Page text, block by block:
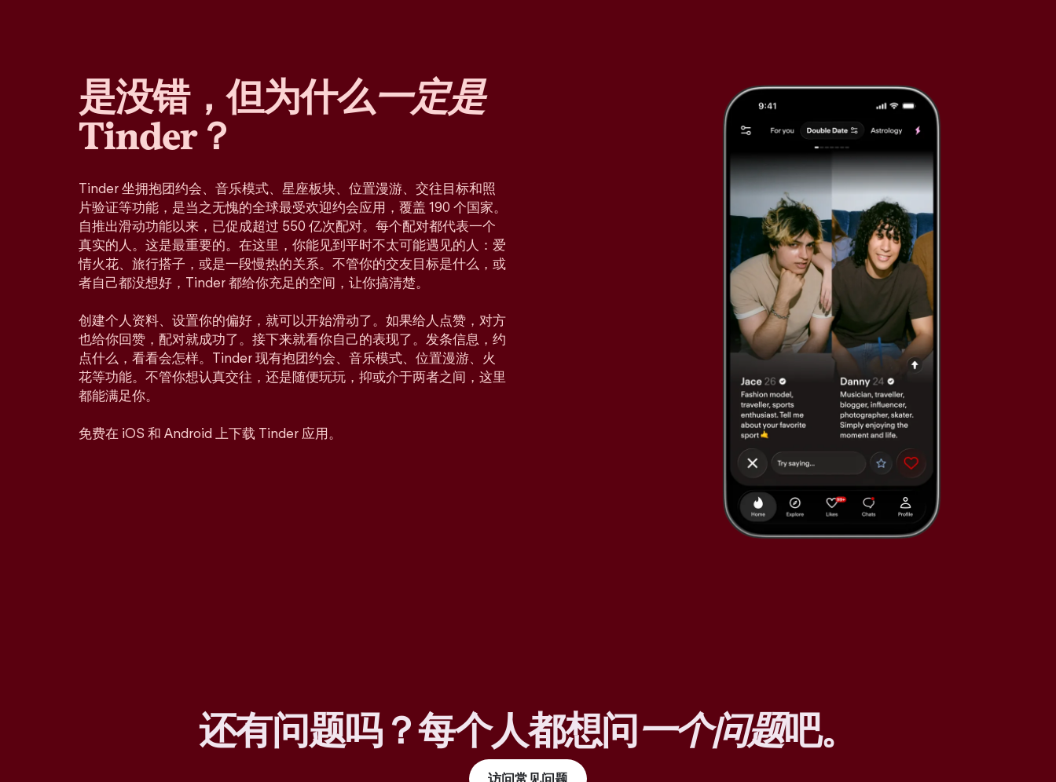
是没错，但为什么一定是
Tinder？
Tinder 坐拥抱团约会、音乐模式、星座板块、位置漫游、交往目标和照
片验证等功能，是当之无愧的全球最受欢迎约会应用，覆盖 190 个国家。
自推出滑动功能以来，已促成超过 550 亿次配对。每个配对都代表一个
真实的人。这是最重要的。在这里，你能见到平时不太可能遇见的人：爱
情火花、旅行搭子，或是一段慢热的关系。不管你的交友目标是什么，或
者自己都没想好，Tinder 都给你充足的空间，让你搞清楚。
创建个人资料、设置你的偏好，就可以开始滑动了。如果给人点赞，对方
也给你回赞，配对就成功了。接下来就看你自己的表现了。发条信息，约
点什么，看看会怎样。Tinder 现有抱团约会、音乐模式、位置漫游、火
花等功能。不管你想认真交往，还是随便玩玩，抑或介于两者之间，这里
都能满足你。
免费在 iOS 和 Android 上下载 Tinder 应用。
还有问题吗？每个人都想问一个问题吧。
访问常见问题